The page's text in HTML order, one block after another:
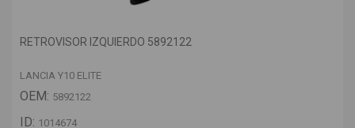
RETROVISOR IZQUIERDO 5892122
LANCIA Y10 ELITE
OEM: 5892122
ID: 1014674